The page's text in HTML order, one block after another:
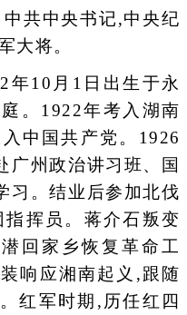
共中央书记,中央纪
大将。
10月1日出生于永
。1922年考入湖南
中国共产党。1926
广州政治讲习班、国
习。结业后参加北伐
挥员。蒋介石叛变
回家乡恢复革命工
响应湘南起义,跟随
红军时期,历任红四